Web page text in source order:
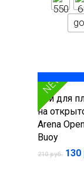
под заказ
Подробнее
SALE
NEW
Буй для
на
Arena
Buoy
210руб. 130